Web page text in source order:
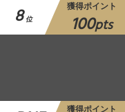
8 位
獲得ポイント
100pts